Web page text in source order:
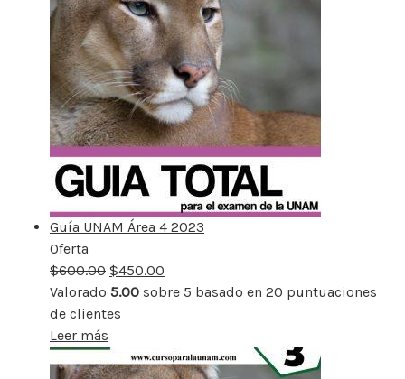
Guía UNAM Área 4 2023
Oferta
rebajado
$600.00 $450.00
Valorado 5.00 sobre 5 basado en 20 puntuaciones
de clientes
Leer más